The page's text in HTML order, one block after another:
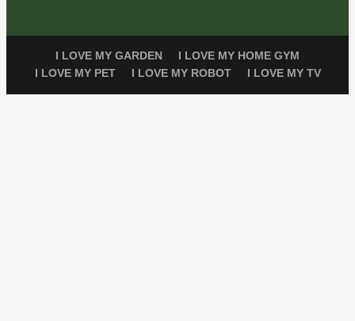
I LOVE MY GARDEN
I LOVE MY HOME GYM
I LOVE MY PET
I LOVE MY ROBOT I LOVE MY TV